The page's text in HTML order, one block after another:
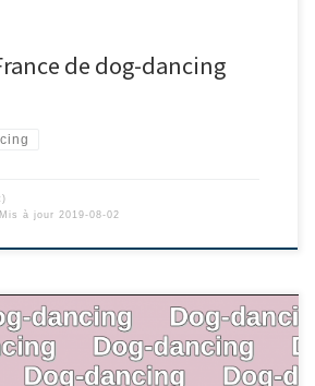
de dog-dancing
Mis à jour 2019-08-02